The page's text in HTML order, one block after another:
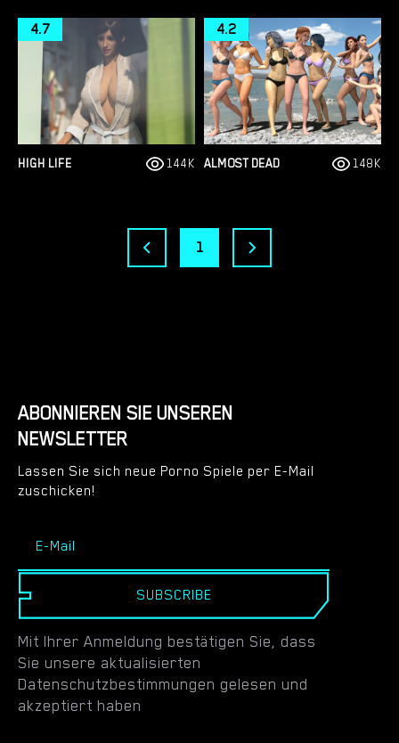
HIGH LIFE
4.7
144K ALMOST DEAD
4.2
148K
1
ABONNIEREN SIE UNSEREN
NEWSLETTER
Lassen Sie sich neue Porno Spiele per E-Mail
zuschicken!
SUBSCRIBE
Mit Ihrer Anmeldung bestätigen Sie, dass
Sie unsere aktualisierten
Datenschutzbestimmungen gelesen und
akzeptiert haben